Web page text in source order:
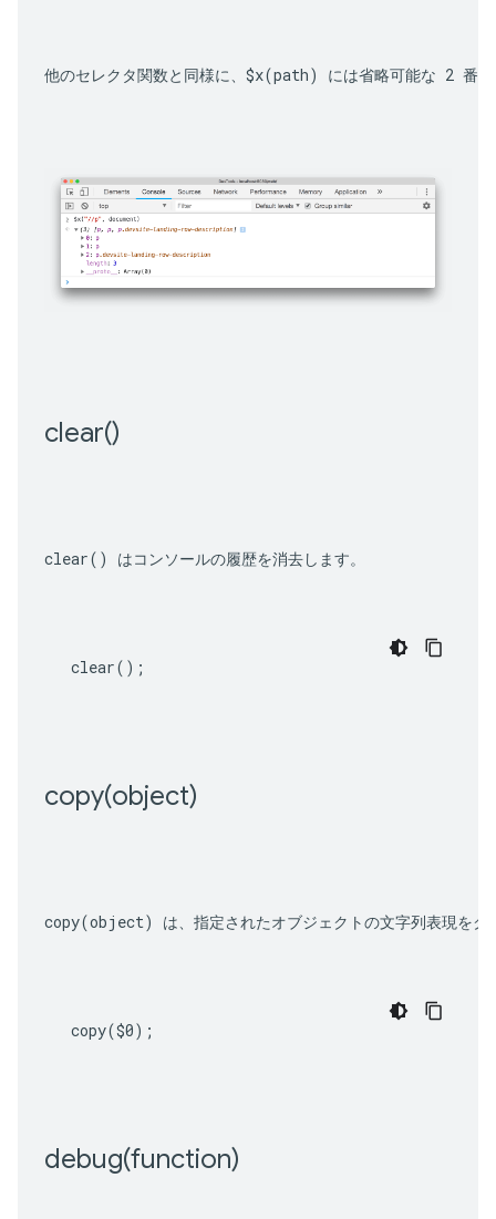
他のセレクタ関数と同様に、 $x(path) には省略可能な 2 番
clear()
clear() はコンソールの履歴を消去します。
clear();
copy(object)
copy(object) は、指定されたオブジェクトの文字列表現を
copy($0);
debug(function)